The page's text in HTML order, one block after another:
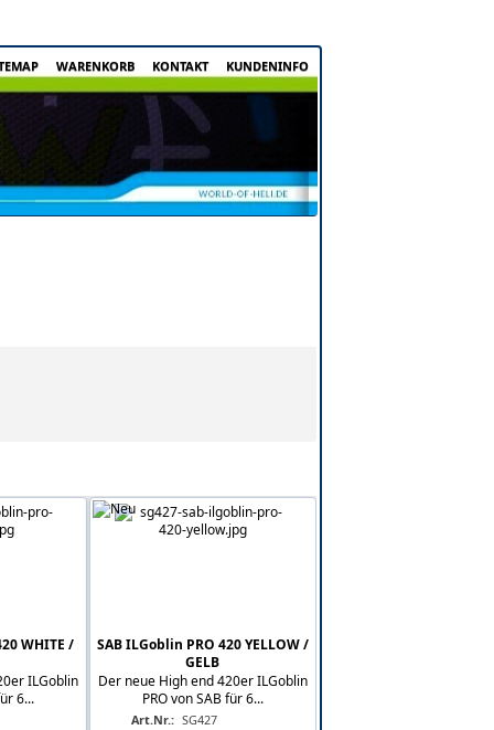
WARENKORB KONTAKT KUNDENINFO
WHITE /
ILGoblin
6...
SAB ILGoblin PRO 420 YELLOW /
GELB
Der neue High end 420er ILGoblin
PRO von SAB für 6...
Art.Nr.: SG427